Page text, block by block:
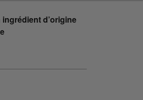
d’origine